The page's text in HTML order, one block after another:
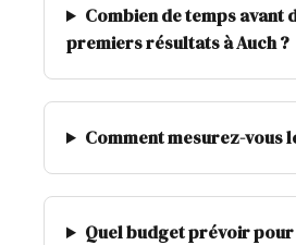
Combien de temps avant
premiers résultats à Auch ?
Comment mesurez-vous
Quel budget prévoir pour